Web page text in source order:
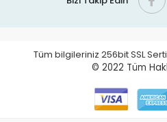
Tüm bilgileriniz 256bit SSL
© 2022 Tüm